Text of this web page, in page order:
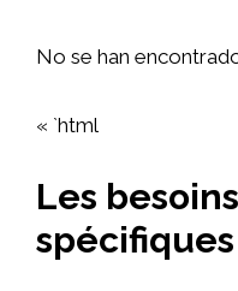
No se han
« `html
Les